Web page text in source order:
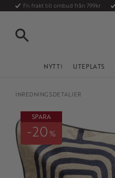
Fri frakt till ombud från 799kr
NYTT! UTEPLATS
INREDNINGSDETALJER
SPARA
20 %